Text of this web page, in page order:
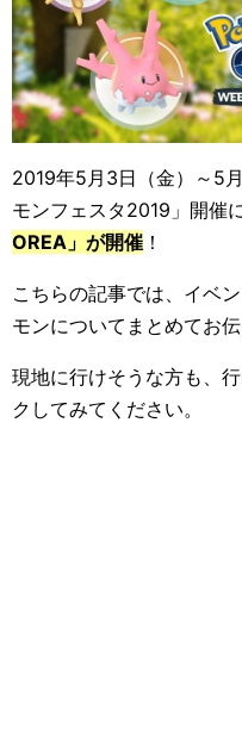
2019年5月3日（金）～5
モンフェスタ2019」開催
OREA」が開催 ！
こちらの記事では、イベ
モンについてまとめてお伝
現地に行けそうな方も、
クしてみてください。